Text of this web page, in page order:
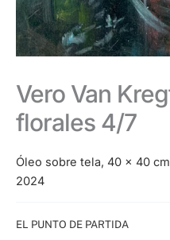
Vero Van Kregten – Ensayos
florales 4/7
Óleo sobre tela, 40 x 40 cm
2024
EL PUNTO DE PARTIDA